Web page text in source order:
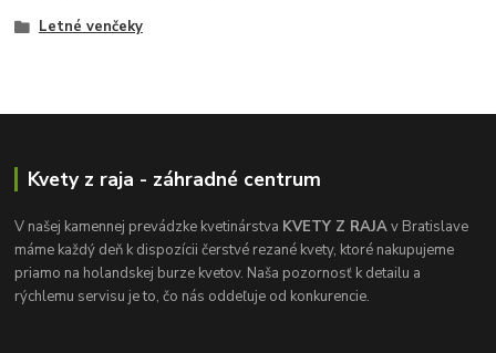
Letné venčeky
Kvety z raja - záhradné centrum
V našej kamennej prevádzke kvetinárstva KVETY Z RAJAv Bratislave
máme každý deň k dispozícii čerstvé rezané kvety, ktoré nakupujeme
priamo na holandskej burze kvetov. Naša pozornosť k detailu a
rýchlemu servisu je to, čo nás oddeľuje od konkurencie.